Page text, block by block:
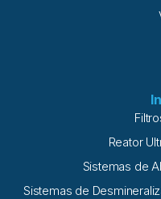
Reator
Sistemas de
Sistemas de